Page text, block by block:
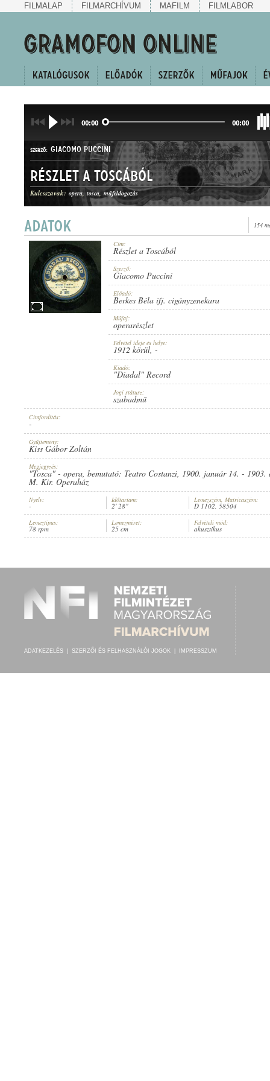
FILMALAP FILMARCHÍVUM MAFILM FILMLABOR
00:00 00:00
ELŐADÓ: BERKES BÉLA IFJ. CIGÁNYZENEKARA
SZERZŐ: GIACOMO PUCCINI
MŰFAJ: OPERARÉSZLET
KIADÓ: "DIADAL" RECORD
Részlet a Toscából
Kulcsszavak: opera tosca műfeldogozás
154
Cím:
Részlet a Toscából
Szerző:
Giacomo Puccini
Előadó:
Berkes Béla ifj. cigányzenekara
Műfaj:
operarészlet
Felvétel ideje és helye:
1912 körül, -
Kiadó:
"Diadal" Record
Jogi státusz:
szabadmű
Címfordítás:
-
Gyűjtemény:
Kiss Gábor Zoltán
Megjegyzés:
"Tosca" - opera, bemutató: Teatro Costanzi, 1900. január 14. - 1903.
M. Kir. Operaház
Nyelv:
-
Időtartam:
2' 28"
Lemezszám, Matricaszám:
D 1102, 58504
Lemeztípus:
78 rpm
Lemezméret:
25 cm
Felvételi mód:
akusztikus
ADATKEZELÉS SZERZŐI ÉS FELHASZNÁLÓI JOGOK IMPRESSZUM